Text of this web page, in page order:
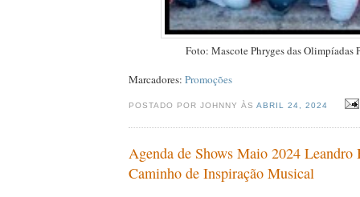
Foto: Mascote Phryges das Olimpíadas
Marcadores: Promoções
POSTADO POR JOHNNY ÀSABRIL 24, 2024
Agenda de Shows Maio 2024 Leandro
Caminho de Inspiração Musical